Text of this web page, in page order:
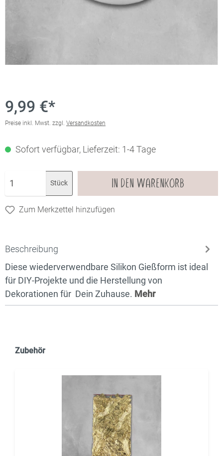
9,99 €*
Preise inkl. Mwst. zzgl. Versandkosten
Sofort verfügbar, Lieferzeit: 1-4 Tage
Stück IN DEN WARENKORB
Zum Merkzettel hinzufügen
Beschreibung
Diese wiederverwendbare Silikon Gießform ist ideal
für DIY-Projekte und die Herstellung von
Dekorationen für Dein Zuhause. Mehr
Zubehör